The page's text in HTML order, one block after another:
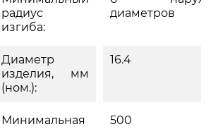
радиус
изгиба:
диаметров
Диаметр
изделия, мм
(ном.):
16.4
Минимальная
500